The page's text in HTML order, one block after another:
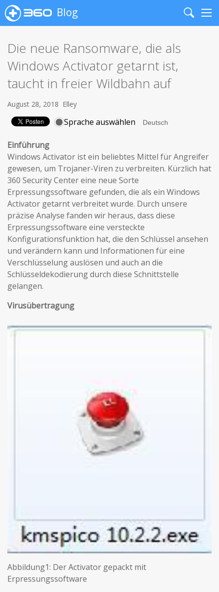
Blog
Search
Die neue Ransomware, die als
Windows Activator getarnt ist,
taucht in freier Wildbahn auf
August 28, 2018 Elley
Sprache auswählen
Einführung
Windows Activator ist ein beliebtes Mittel für Angreifer
gewesen, um Trojaner-Viren zu verbreiten. Kürzlich hat
360 Security Center eine neue Sorte
Erpressungssoftware gefunden, die als ein Windows
Activator getarnt verbreitet wurde. Durch unsere
präzise Analyse fanden wir heraus, dass diese
Erpressungssoftware eine versteckte
Konfigurationsfunktion hat, die den Schlüssel ansehen
und verändern kann und Informationen für eine
Verschlüsselung auslösen und auch an die
Schlüsseldekodierung durch diese Schnittstelle
gelangen.
Virusübertragung
Abbildung1: Der Activator gepackt mit
Erpressungssoftware